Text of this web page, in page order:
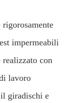
impermeabili
con
lavoro
giradischi e